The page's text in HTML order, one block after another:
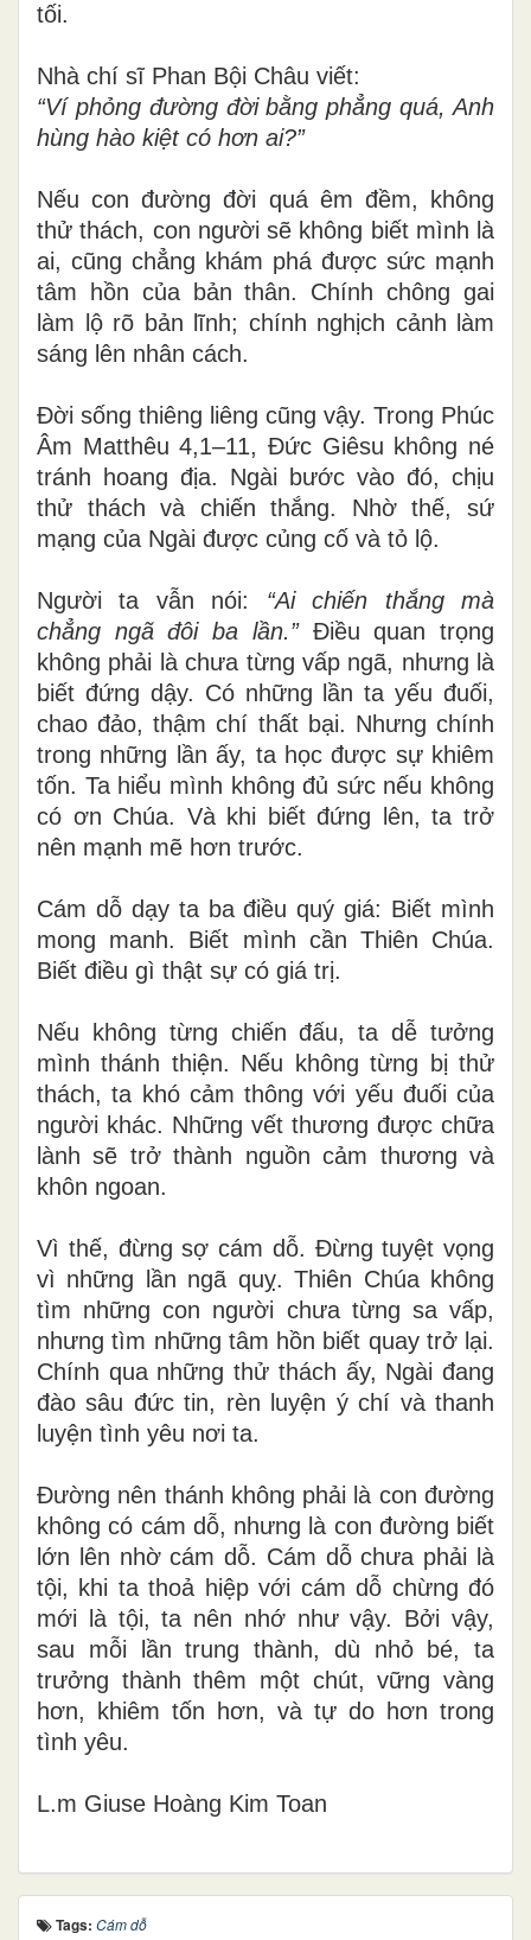
tối.
Nhà chí sĩ Phan Bội Châu viết:
“Ví phỏng đường đời bằng phẳng quá, Anh
hùng hào kiệt có hơn ai?”
Nếu con đường đời quá êm đềm, không
thử thách, con người sẽ không biết mình là
ai, cũng chẳng khám phá được sức mạnh
tâm hồn của bản thân. Chính chông gai
làm lộ rõ bản lĩnh; chính nghịch cảnh làm
sáng lên nhân cách.
Đời sống thiêng liêng cũng vậy. Trong Phúc
Âm Matthêu 4,1–11, Đức Giêsu không né
tránh hoang địa. Ngài bước vào đó, chịu
thử thách và chiến thắng. Nhờ thế, sứ
mạng của Ngài được củng cố và tỏ lộ.
Người ta vẫn nói: “Ai chiến thắng mà
chẳng ngã đôi ba lần.” Điều quan trọng
không phải là chưa từng vấp ngã, nhưng là
biết đứng dậy. Có những lần ta yếu đuối,
chao đảo, thậm chí thất bại. Nhưng chính
trong những lần ấy, ta học được sự khiêm
tốn. Ta hiểu mình không đủ sức nếu không
có ơn Chúa. Và khi biết đứng lên, ta trở
nên mạnh mẽ hơn trước.
Cám dỗ dạy ta ba điều quý giá: Biết mình
mong manh. Biết mình cần Thiên Chúa.
Biết điều gì thật sự có giá trị.
Nếu không từng chiến đấu, ta dễ tưởng
mình thánh thiện. Nếu không từng bị thử
thách, ta khó cảm thông với yếu đuối của
người khác. Những vết thương được chữa
lành sẽ trở thành nguồn cảm thương và
khôn ngoan.
Vì thế, đừng sợ cám dỗ. Đừng tuyệt vọng
vì những lần ngã quỵ. Thiên Chúa không
tìm những con người chưa từng sa vấp,
nhưng tìm những tâm hồn biết quay trở lại.
Chính qua những thử thách ấy, Ngài đang
đào sâu đức tin, rèn luyện ý chí và thanh
luyện tình yêu nơi ta.
Đường nên thánh không phải là con đường
không có cám dỗ, nhưng là con đường biết
lớn lên nhờ cám dỗ. Cám dỗ chưa phải là
tội, khi ta thoả hiệp với cám dỗ chừng đó
mới là tội, ta nên nhớ như vậy. Bởi vậy,
sau mỗi lần trung thành, dù nhỏ bé, ta
trưởng thành thêm một chút, vững vàng
hơn, khiêm tốn hơn, và tự do hơn trong
tình yêu.
L.m Giuse Hoàng Kim Toan
Tags: Cám dỗ